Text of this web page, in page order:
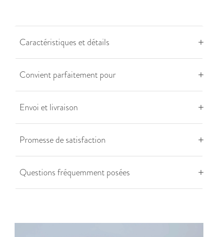
Caractéristiques et détails
Convient parfaitement pour
Envoi et livraison
Promesse de satisfaction
Questions fréquemment posées